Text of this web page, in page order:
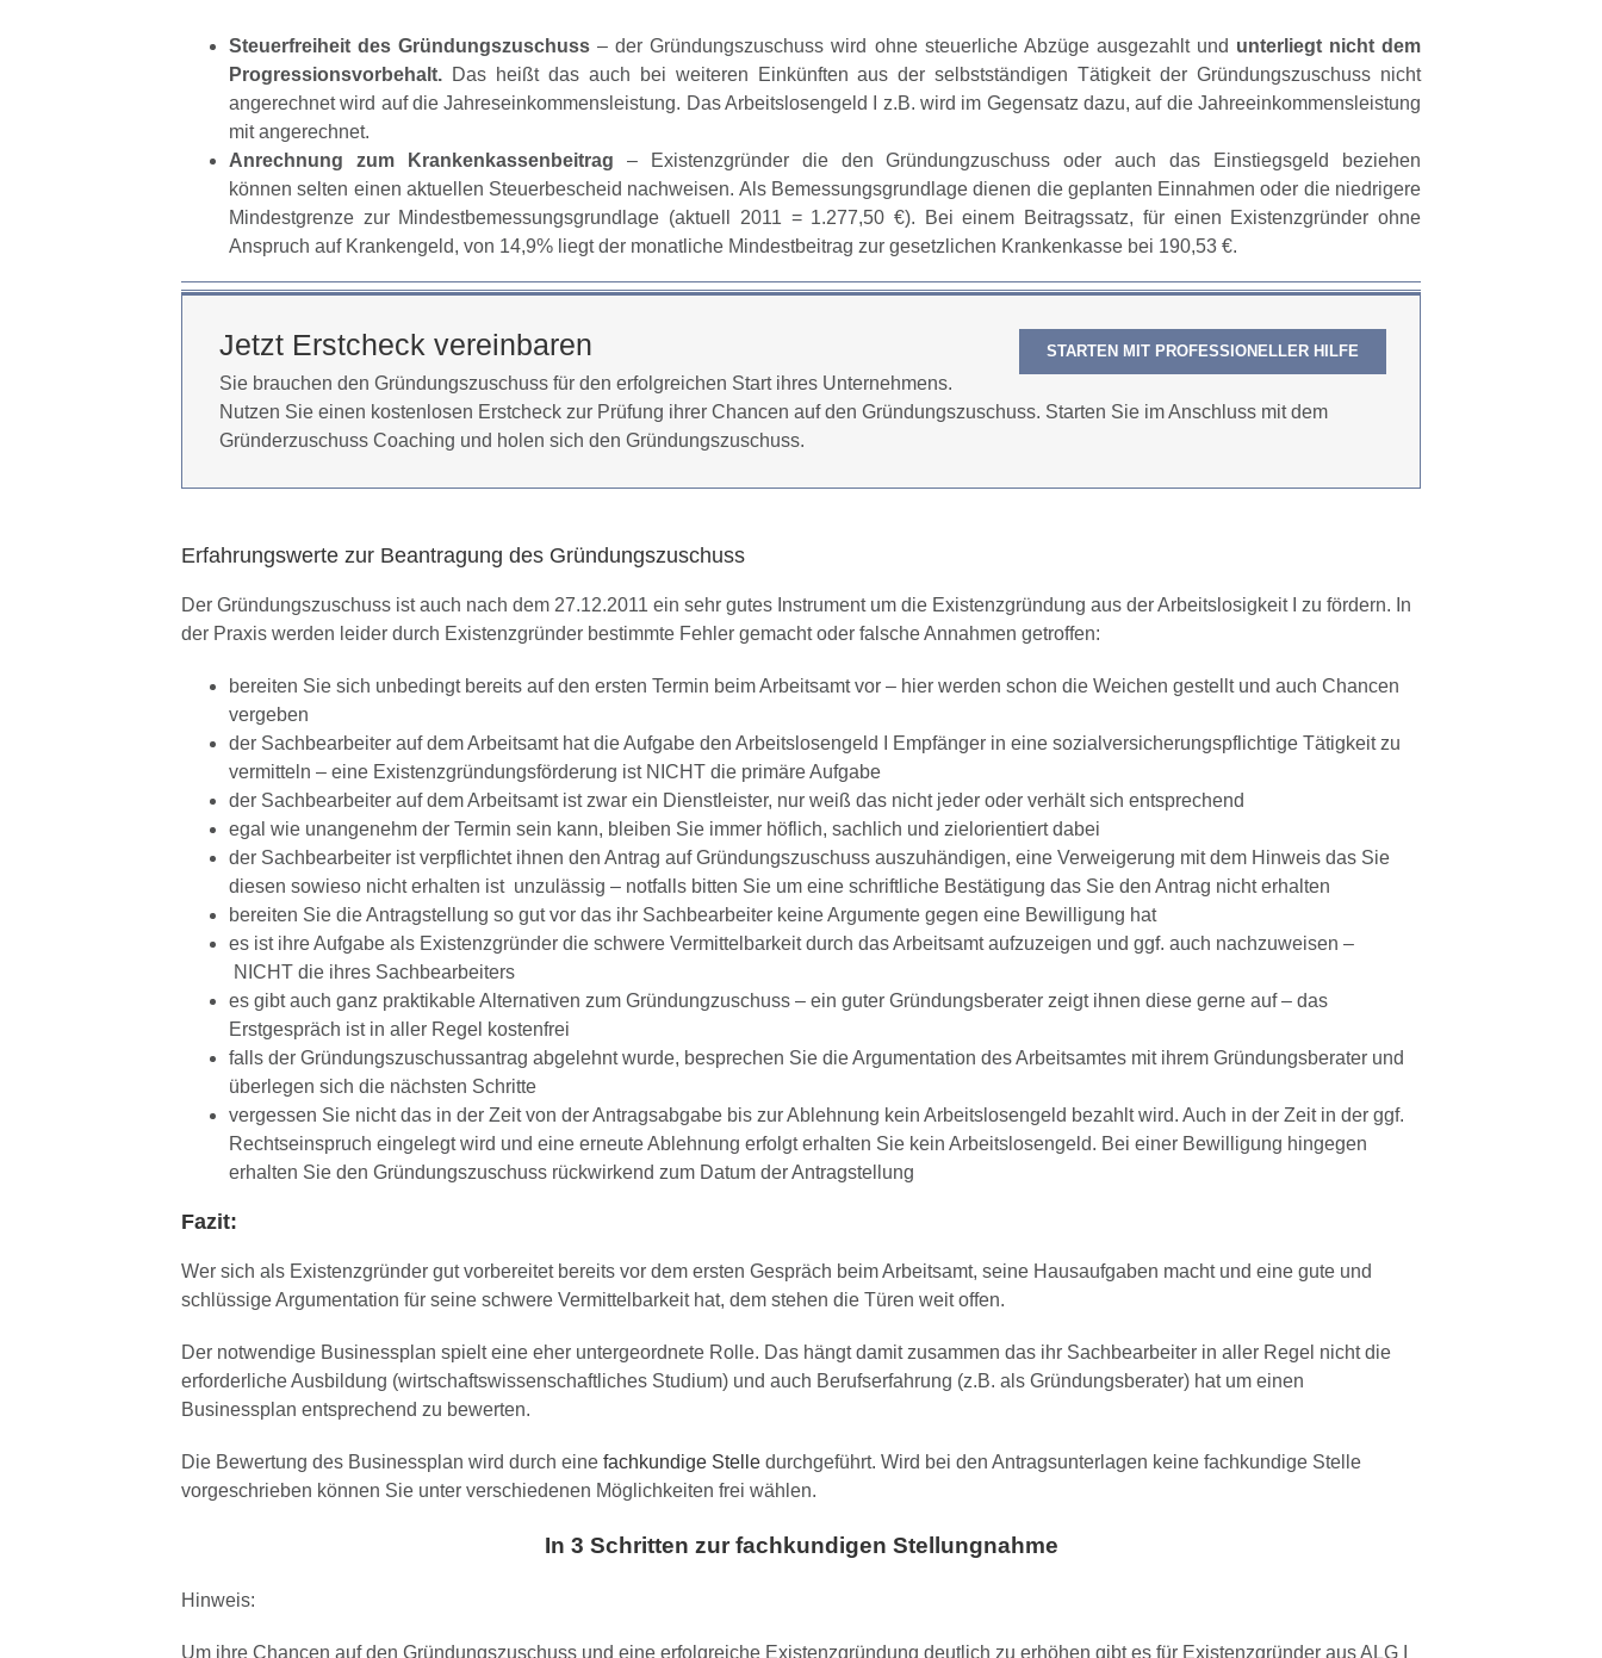
Steuerfreiheit des Gründungszuschuss – der Gründungszuschuss wird ohne steuerliche Abzüge ausgezahlt und unterliegt nicht dem
Progressionsvorbehalt. Das heißt das auch bei weiteren Einkünften aus der selbstständigen Tätigkeit der Gründungszuschuss nicht
angerechnet wird auf die Jahreseinkommensleistung. Das Arbeitslosengeld I z.B. wird im Gegensatz dazu, auf die Jahreeinkommensleistung
mit angerechnet.
Anrechnung zum Krankenkassenbeitrag – Existenzgründer die den Gründungzuschuss oder auch das Einstiegsgeld beziehen
können selten einen aktuellen Steuerbescheid nachweisen. Als Bemessungsgrundlage dienen die geplanten Einnahmen oder die niedrigere
Mindestgrenze zur Mindestbemessungsgrundlage (aktuell 2011 = 1.277,50 €). Bei einem Beitragssatz, für einen Existenzgründer ohne
Anspruch auf Krankengeld, von 14,9% liegt der monatliche Mindestbeitrag zur gesetzlichen Krankenkasse bei 190,53 €.
STARTEN MIT PROFESSIONELLER HILFE
Jetzt Erstcheck vereinbaren
Sie brauchen den Gründungszuschuss für den erfolgreichen Start ihres Unternehmens.
Nutzen Sie einen kostenlosen Erstcheck zur Prüfung ihrer Chancen auf den Gründungszuschuss. Starten Sie im Anschluss mit dem
Gründerzuschuss Coaching und holen sich den Gründungszuschuss.
Erfahrungswerte zur Beantragung des Gründungszuschuss
Der Gründungszuschuss ist auch nach dem 27.12.2011 ein sehr gutes Instrument um die Existenzgründung aus der Arbeitslosigkeit I zu fördern. In
der Praxis werden leider durch Existenzgründer bestimmte Fehler gemacht oder falsche Annahmen getroffen:
bereiten Sie sich unbedingt bereits auf den ersten Termin beim Arbeitsamt vor – hier werden schon die Weichen gestellt und auch Chancen
vergeben
der Sachbearbeiter auf dem Arbeitsamt hat die Aufgabe den Arbeitslosengeld I Empfänger in eine sozialversicherungspflichtige Tätigkeit zu
vermitteln – eine Existenzgründungsförderung ist NICHT die primäre Aufgabe
der Sachbearbeiter auf dem Arbeitsamt ist zwar ein Dienstleister, nur weiß das nicht jeder oder verhält sich entsprechend
egal wie unangenehm der Termin sein kann, bleiben Sie immer höflich, sachlich und zielorientiert dabei
der Sachbearbeiter ist verpflichtet ihnen den Antrag auf Gründungszuschuss auszuhändigen, eine Verweigerung mit dem Hinweis das Sie
diesen sowieso nicht erhalten ist unzulässig – notfalls bitten Sie um eine schriftliche Bestätigung das Sie den Antrag nicht erhalten
bereiten Sie die Antragstellung so gut vor das ihr Sachbearbeiter keine Argumente gegen eine Bewilligung hat
es ist ihre Aufgabe als Existenzgründer die schwere Vermittelbarkeit durch das Arbeitsamt aufzuzeigen und ggf. auch nachzuweisen –
NICHT die ihres Sachbearbeiters
es gibt auch ganz praktikable Alternativen zum Gründungzuschuss – ein guter Gründungsberater zeigt ihnen diese gerne auf – das
Erstgespräch ist in aller Regel kostenfrei
falls der Gründungszuschussantrag abgelehnt wurde, besprechen Sie die Argumentation des Arbeitsamtes mit ihrem Gründungsberater und
überlegen sich die nächsten Schritte
vergessen Sie nicht das in der Zeit von der Antragsabgabe bis zur Ablehnung kein Arbeitslosengeld bezahlt wird. Auch in der Zeit in der ggf.
Rechtseinspruch eingelegt wird und eine erneute Ablehnung erfolgt erhalten Sie kein Arbeitslosengeld. Bei einer Bewilligung hingegen
erhalten Sie den Gründungszuschuss rückwirkend zum Datum der Antragstellung
Fazit:
Wer sich als Existenzgründer gut vorbereitet bereits vor dem ersten Gespräch beim Arbeitsamt, seine Hausaufgaben macht und eine gute und
schlüssige Argumentation für seine schwere Vermittelbarkeit hat, dem stehen die Türen weit offen.
Der notwendige Businessplan spielt eine eher untergeordnete Rolle. Das hängt damit zusammen das ihr Sachbearbeiter in aller Regel nicht die
erforderliche Ausbildung (wirtschaftswissenschaftliches Studium) und auch Berufserfahrung (z.B. als Gründungsberater) hat um einen
Businessplan entsprechend zu bewerten.
Die Bewertung des Businessplan wird durch eine fachkundige Stelle durchgeführt. Wird bei den Antragsunterlagen keine fachkundige Stelle
vorgeschrieben können Sie unter verschiedenen Möglichkeiten frei wählen.
In 3 Schritten zur fachkundigen Stellungnahme
Hinweis:
Um ihre Chancen auf den Gründungszuschuss und eine erfolgreiche Existenzgründung deutlich zu erhöhen gibt es für Existenzgründer aus ALG I